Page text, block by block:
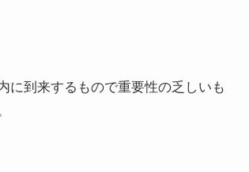
到来するもので重要性の乏しいも